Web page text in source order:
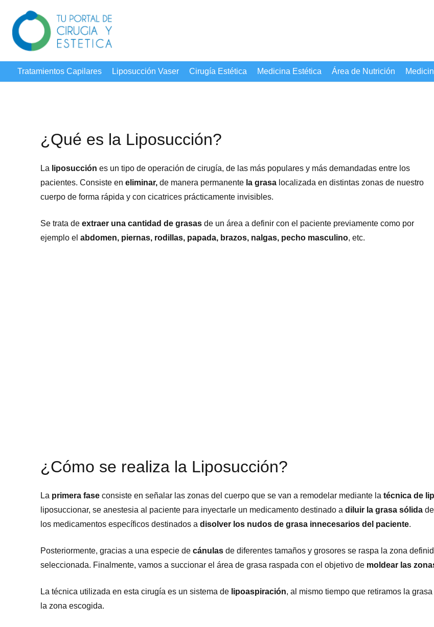
Tratamientos Capilares Liposucción Vaser Cirugía Estética Medicina Estética Área de Nutrición
¿Qué es la Liposucción?
La liposucción es un tipo de operación de cirugía, de las más populares y más demandadas entre los
pacientes. Consiste en eliminar, de manera permanente la grasa localizada en distintas zonas de nuestro
cuerpo de forma rápida y con cicatrices prácticamente invisibles.
Se trata de extraer una cantidad de grasas de un área a definir con el paciente previamente como por
ejemplo el abdomen, piernas, rodillas, papada, brazos, nalgas, pecho masculino, etc.
¿Cómo se realiza la Liposucción?
La primera fase consiste en señalar las zonas del cuerpo que se van a remodelar mediante la técnica de
liposuccionar, se anestesia al paciente para inyectarle un medicamento destinado a diluir la grasa sólida
los medicamentos específicos destinados a disolver los nudos de grasa innecesarios del paciente.
Posteriormente, gracias a una especie de cánulas de diferentes tamaños y grosores se raspa la zona
seleccionada. Finalmente, vamos a succionar el área de grasa raspada con el objetivo de moldear las
La técnica utilizada en esta cirugía es un sistema de lipoaspiración, al mismo tiempo que retiramos la
la zona escogida.